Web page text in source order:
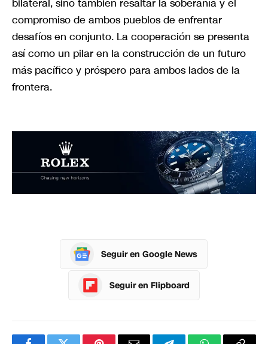
bilateral, sino también resaltar la soberanía y el
compromiso de ambos pueblos de enfrentar
desafíos en conjunto. La cooperación se presenta
así como un pilar en la construcción de un futuro
más pacífico y próspero para ambos lados de la
frontera.
Seguir en Google News
Seguir en Flipboard